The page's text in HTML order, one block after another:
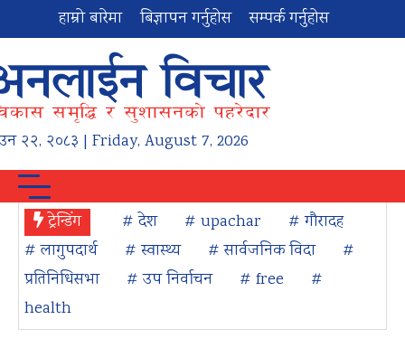
हाम्रो बारेमा बिज्ञापन गर्नुहोस सम्पर्क गर्नुहोस
२२, २०८३ | Friday, August 7, 2026
ट्रेन्डिंग # देश # upachar
# गौरादह
# लागुपदार्थ
# स्वास्थ्य # सार्वजनिक विदा
#
प्रतिनिधिसभा
# उप निर्वाचन # free
#
health